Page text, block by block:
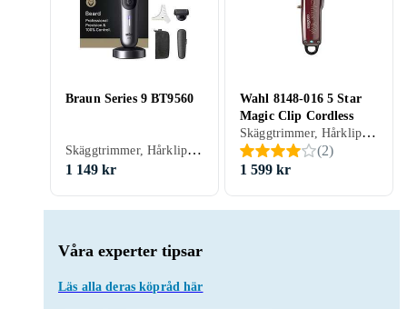
Våra experter tipsar
Läs alla deras köpråd här
Braun Series 9 BT9560
Skäggtrimmer, Hårklippare, Batteridrift, För våt och torr användning, Display, Vattentålig, Stöd för snabbladdning, Inställningslås, Multitrimmer, Laddningsställ, Vattentät, Hårkam ingår
1 149 kr
Wahl 8148-016 5 Star
Magic Clip Cordless
Skäggtrimmer, Hårklippare, Batteridrift, Hårkam ingår
(2)
1 599 kr